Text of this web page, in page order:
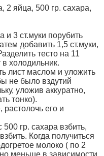
2 яйца, 500 гр. сахара,
и 3 ст.муки порубить
добавить 1,5 ст.муки,
тесто на 11
в холодильник.
лист маслом и уложить
не было вздутий
уложив аккуратно,
тонко).
его и
гр. сахара взбить,
Когда получиться
молоко ( по 2